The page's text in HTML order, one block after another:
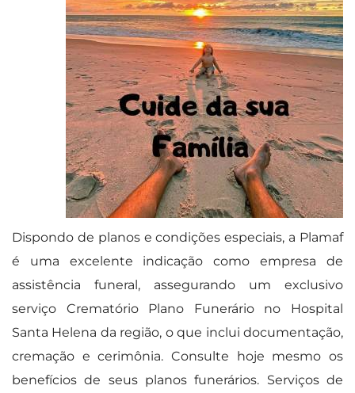
Dispondo de planos e condições especiais, a Plamaf
é uma excelente indicação como empresa de
assistência funeral, assegurando um exclusivo
serviço Crematório Plano Funerário no Hospital
Santa Helena da região, o que inclui documentação,
cremação e cerimônia. Consulte hoje mesmo os
benefícios de seus planos funerários. Serviços de